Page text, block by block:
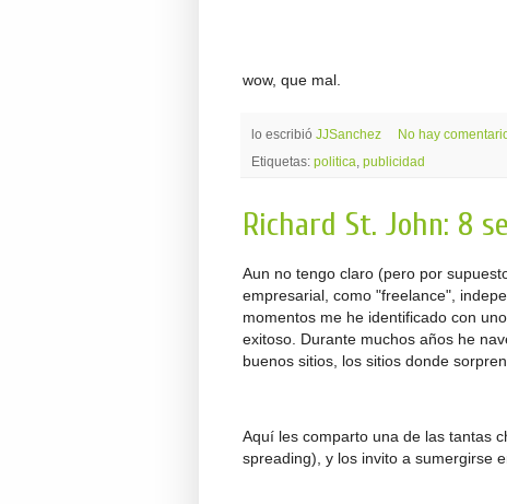
wow, que mal.
lo escribió JJSanchez
No hay
Etiquetas: politica publicidad
Richard St. John: 8
Aun no tengo claro (pero por
empresarial, como "freelance",
momentos me he identificado con
exitoso. Durante muchos años he
buenos sitios, los sitios donde
Aquí les comparto una de las tantas
spreading), y los invito a sumergirse